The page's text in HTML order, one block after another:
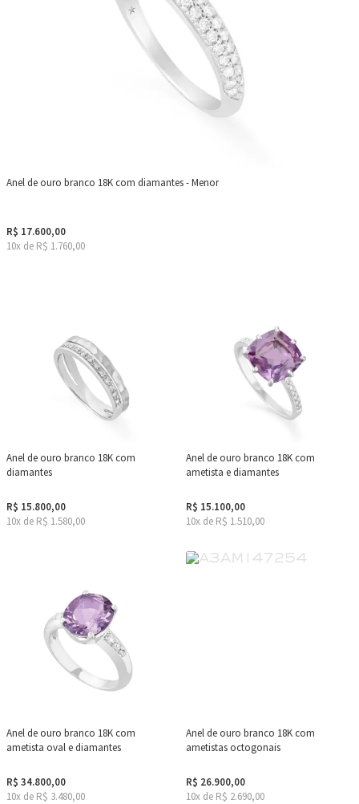
Anel de ouro branco 18K com diamantes - Menor
R$ 17.600,00
10x de R$ 1.760,00
Anel de ouro branco 18K com
diamantes
R$ 15.800,00
10x de R$ 1.580,00
Anel de ouro branco 18K com
ametista e diamantes
R$ 15.100,00
10x de R$ 1.510,00
Anel de ouro branco 18K com
ametista oval e diamantes
R$ 34.800,00
10x de R$ 3.480,00
Anel de ouro branco 18K com
ametistas octogonais
R$ 26.900,00
10x de R$ 2.690,00